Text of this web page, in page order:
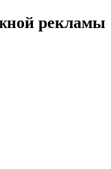
рекламы